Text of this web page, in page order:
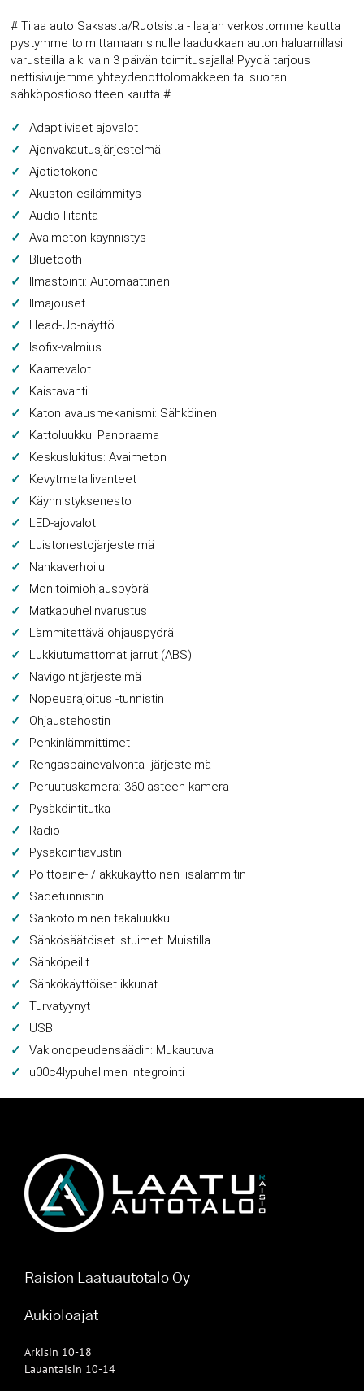
# Tilaa auto Saksasta/Ruotsista - laajan verkostomme kautta
pystymme toimittamaan sinulle laadukkaan auton haluamillasi
varusteilla alk. vain 3 päivän toimitusajalla! Pyydä tarjous
nettisivujemme yhteydenottolomakkeen tai suoran
sähköpostiosoitteen kautta #
Adaptiiviset ajovalot
Ajonvakautusjärjestelmä
Ajotietokone
Akuston esilämmitys
Audio-liitäntä
Avaimeton käynnistys
Bluetooth
Ilmastointi: Automaattinen
Ilmajouset
Head-Up-näyttö
Isofix-valmius
Kaarrevalot
Kaistavahti
Katon avausmekanismi: Sähköinen
Kattoluukku: Panoraama
Keskuslukitus: Avaimeton
Kevytmetallivanteet
Käynnistyksenesto
LED-ajovalot
Luistonestojärjestelmä
Nahkaverhoilu
Monitoimiohjauspyörä
Matkapuhelinvarustus
Lämmitettävä ohjauspyörä
Lukkiutumattomat jarrut (ABS)
Navigointijärjestelmä
Nopeusrajoitus -tunnistin
Ohjaustehostin
Penkinlämmittimet
Rengaspainevalvonta -järjestelmä
Peruutuskamera: 360-asteen kamera
Pysäköintitutka
Radio
Pysäköintiavustin
Polttoaine- / akkukäyttöinen lisälämmitin
Sadetunnistin
Sähkötoiminen takaluukku
Sähkösäätöiset istuimet: Muistilla
Sähköpeilit
Sähkökäyttöiset ikkunat
Turvatyynyt
USB
Vakionopeudensäädin: Mukautuva
u00c4lypuhelimen integrointi
Raision Laatuautotalo Oy
Aukioloajat
Arkisin 10-18
Lauantaisin 10-14